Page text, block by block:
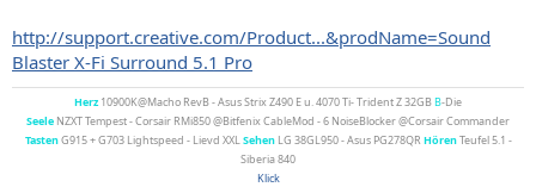
http://support.creative.com/Product...&prodName=Sound
Blaster X-Fi Surround 5.1 Pro
Herz 10900K@Macho RevB - Asus Strix Z490 E u. 4070 Ti- Trident Z 32GBB-Die
Seele NZXT Tempest - Corsair RMi850 @Bitfenix CableMod - 6 NoiseBlocker @Corsair Commander
TastenG915 + G703 Lightspeed - Lievd XXL SehenLG 38GL950 - Asus PG278QR HörenTeufel 5.1 -
Siberia 840
Klick